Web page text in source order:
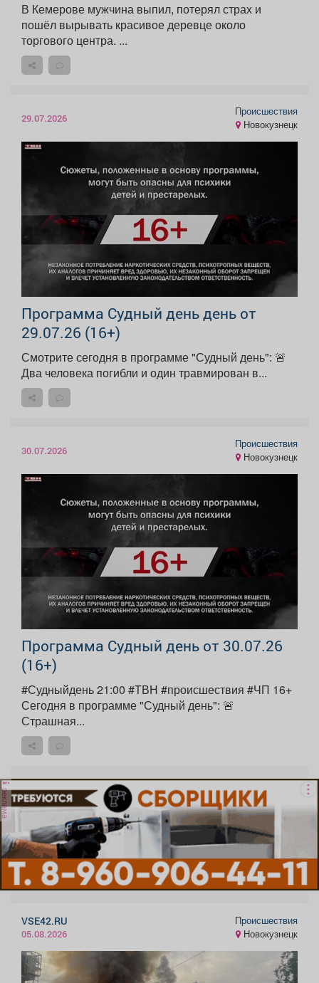
В Кемерове мужчина выпил, потерял страх и
пошёл вырывать красивое деревце около
торгового центра. ...
29.07.2026
Происшествия
Новокузнецк
Программа Судный день день от
29.07.26 (16+)
Смотрите сегодня в программе "Судный день": 🚨
Два человека погибли и один травмирован в...
30.07.2026
Происшествия
Новокузнецк
Программа Судный день от 30.07.26
(16+)
#Судныйдень 21:00 #ТВН #происшествия #ЧП 16+
Сегодня в программе "Судный день": 🚨
Страшная...
реклама
VSE42.RU
05.08.2026
Происшествия
Новокузнецк